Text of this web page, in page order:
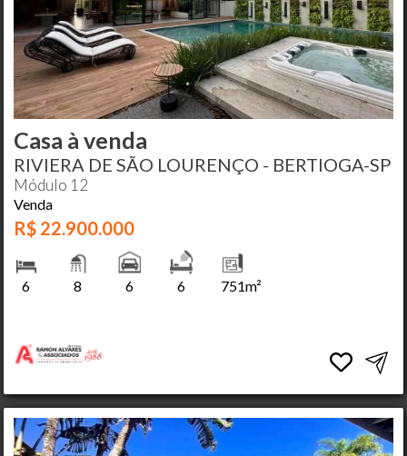
Casa à venda
RIVIERA DE SÃO LOURENÇO - BERTIOGA-SP
Módulo 12
Venda
R$ 22.900.000
6 8 6 6 751m²